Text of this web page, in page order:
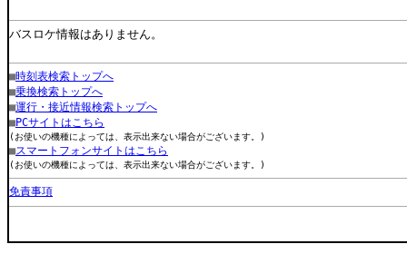
バスロケ情報はありません。
■時刻表検索トップへ
■乗換検索トップへ
■運行・接近情報検索トップへ
■PCサイトはこちら
(お使いの機種によっては、表示出来ない場合がございます。)
■スマートフォンサイトはこちら
(お使いの機種によっては、表示出来ない場合がございます。)
免責事項